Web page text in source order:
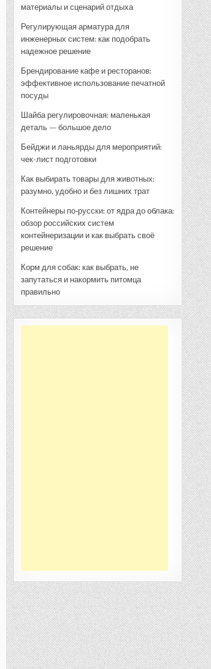
материалы и сценарий отдыха
Регулирующая арматура для
инженерных систем: как подобрать
надежное решение
Брендирование кафе и ресторанов:
эффективное использование печатной
посуды
Шайба регулировочная: маленькая
деталь — большое дело
Бейджи и ланьярды для мероприятий:
чек-лист подготовки
Как выбирать товары для животных:
разумно, удобно и без лишних трат
Контейнеры по‑русски: от ядра до облака:
обзор российских систем
контейнеризации и как выбрать своё
решение
Корм для собак: как выбрать, не
запутаться и накормить питомца
правильно